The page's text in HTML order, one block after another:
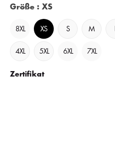
Größe : XS
8XL XS S M
4XL 5XL 6XL 7XL
Zertifikat